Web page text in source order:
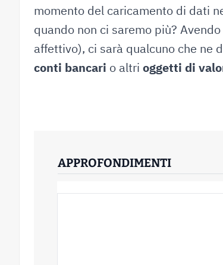
momento del caricamento di dati
quando non ci saremo più?
affettivo), ci sarà qualcuno che ne
conti bancari o altri oggetti di
APPROFONDIMENTI